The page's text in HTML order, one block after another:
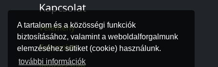
A tartalom és a közösségi funkciók
biztosításához, valamint a weboldalforgalmunk
elemzéséhez sütiket (cookie) használunk.
további információk
Kapcsolat
Vélemény
Kapcsolat